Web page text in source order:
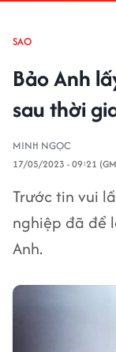
SAO
Bảo Anh
sau thời
MINH NGỌC
17/05/2023 - 09:21
Trước tin vui
nghiệp đã để
Anh.